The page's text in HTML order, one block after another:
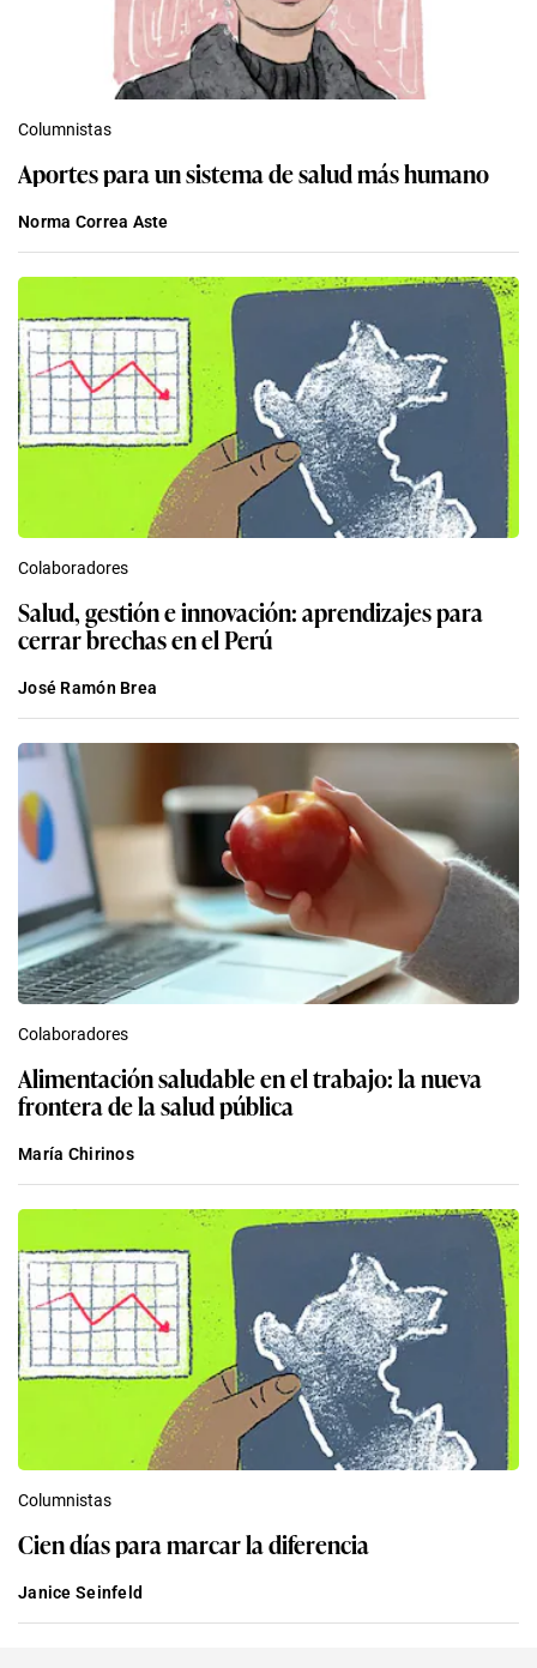
Columnistas
Aportes para un sistema de salud más humano
Norma Correa Aste
Colaboradores
Salud, gestión e innovación: aprendizajes para
cerrar brechas en el Perú
José Ramón Brea
Colaboradores
Alimentación saludable en el trabajo: la nueva
frontera de la salud pública
María Chirinos
Columnistas
Cien días para marcar la diferencia
Janice Seinfeld